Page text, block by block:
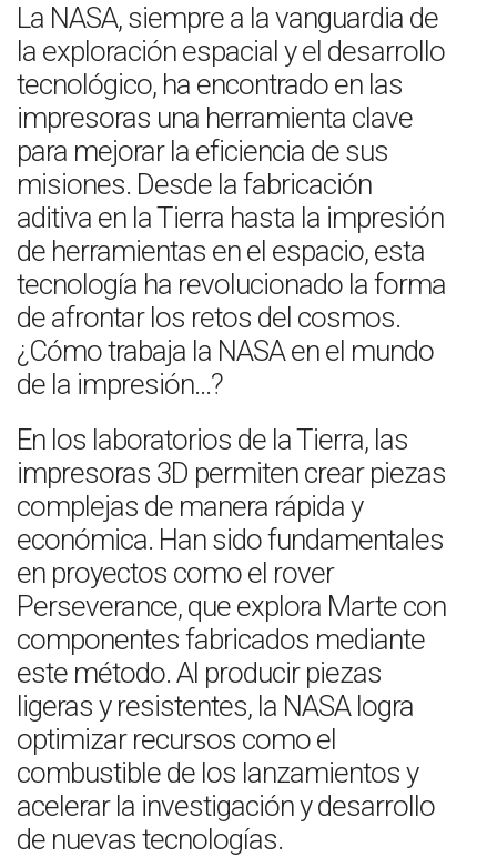
La NASA, siempre a la vanguardia de
la exploración espacial y el desarrollo
tecnológico, ha encontrado en las
impresoras una herramienta clave
para mejorar la eficiencia de sus
misiones. Desde la fabricación
aditiva en la Tierra hasta la impresión
de herramientas en el espacio, esta
tecnología ha revolucionado la forma
de afrontar los retos del cosmos.
¿Cómo trabaja la NASA en el mundo
de la impresión…?
En los laboratorios de la Tierra, las
impresoras 3D permiten crear piezas
complejas de manera rápida y
económica. Han sido fundamentales
en proyectos como el rover
Perseverance, que explora Marte con
componentes fabricados mediante
este método. Al producir piezas
ligeras y resistentes, la NASA logra
optimizar recursos como el
combustible de los lanzamientos y
acelerar la investigación y desarrollo
de nuevas tecnologías.